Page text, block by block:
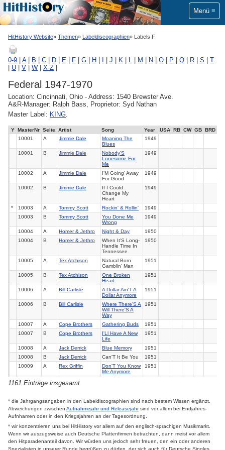
Menü
HitHistory Website Themen Labeldiscographien Labels F
0-9 A| B C D E F G H J K L M N O P Q R S
T
U V W X-Z
Federal 1947-1970
Location: Cincinnati, Ohio - Address: 1540 Brewster Ave.
A&R-Manager: Ralph Bass, Proprietor: Syd Nathan
Master Label: KING.
Y MasterNr Seite Artist Song Year USA RB CW GB BRD
10001
A Jimmie Dale
Moaning The
Blues
1949
10001 B Jimmie Dale
Nobody'S
Lonesome For
Me
1949
10002 A Jimmie Dale
I'M Going' Away
For Good
1949
10002 B Jimmie Dale
If I Could
Change My
Heart
1949
* 10003 A Tommy Scott Rockin' & Rollin'
1949
10003
B Tommy Scott
You Done Me
Wrong
1949
10004 A Homer & Jethro Night & Day
1950
10004
B Homer & Jethro
When It'S Long-
Handle Time In
Tennessee
1950
10005 A Tex Atchison
Natural Born
Gamblin' Man
1951
10005 B Tex Atchison
One Broken
Heart
1951
10006 A Bill Carlisle
A Dollar Ain'T A
Dollar Anymore
1951
10006 B Bill Carlisle
Where There'S A
Will There'S A
Way
1951
10007 A Cope Brothers Gathering Buds
1951
10007
B Cope Brothers
I'Ll Have A New
Life
1951
10008 A Jack Derrick Blue Memory
1951
10008
B Jack Derrick Can'T It Be You
1951
10009
A Rex Griffin
Don'T You Know
Me Anymore
1951
10009 B Rex Griffin
10010
Red Herron Soldier'S Joy
1951
10011
A Tommy Scott
Freckle-Faced
Gal
1951
10012
Fairley Holden
From Lexington
To Louisville
1951
10012 Fairley Holden
Lady & The
1161 Einträge insgesamt
* die Jahrgangsangaben in den Labeldiscographien sind nach bestem Wissen ergänzt.
Abweichungen zwischen Aufnahmejahr und Releasejahrsind vor allem bei Endjahres-
Aufnhamen oder in den Kriegsjahren an der Tagesordnung.
* wir konzentrieren uns bei HitHistory vor allem auf den englisch-sprachigen Musikmarkt.
Wenn wir auszugsweise auch Deutsche Plattenfirmen betrachten, dann meist vor allem
den Hitparadenanteil davon. Wir würden uns jedoch sehr freuen, den ein oder anderen